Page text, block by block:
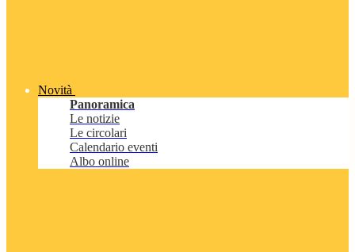
Novità
Panoramica
Le notizie
Le circolari
Calendario eventi
Albo online